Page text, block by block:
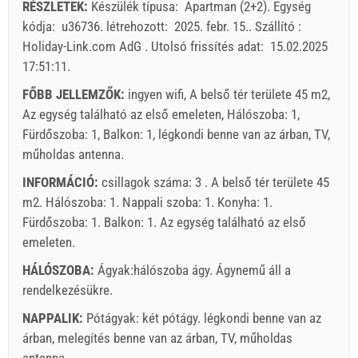
érkezés
Bármelyik nap Bármelyik nap
A kijelzőn lévő egység ára csak meghatározott számú
személyek számára.
Ajánlatok:
Holiday-Link fizet: 2025. szept. 25. - 2026. dec. 31. / -
10 %
Feltétlenül szükséges:
10 EUR (once - által _person), Vendégregisztráció (01.01 -
30.06. / 01.09. - 31.12.): 5 EUR (once - által _person)
Választható: Házi kedvenc: 5 EUR (per_night - által _unit)
31
Szállító feltételei
RÉSZLETEK: Készülék típusa: Apartman (2+2). Egység
kódja: u36736. létrehozott: 2025. febr. 15.. Szállító :
Holiday-Link.com AdG . Utolsó frissítés adat: 15.02.2025
17:51:11.
FŐBB JELLEMZŐK: ingyen wifi, A belső tér területe 45 m2,
Az egység található az első emeleten, Hálószoba: 1,
Fürdőszoba: 1, Balkon: 1, légkondi benne van az árban, TV,
műholdas antenna.
INFORMÁCIÓ: csillagok száma: 3 . A belső tér területe 45
m2. Hálószoba: 1. Nappali szoba: 1. Konyha: 1.
Fürdőszoba: 1. Balkon: 1. Az egység található az első
emeleten.
HÁLÓSZOBA: Ágyak:hálószoba ágy. Ágynemű áll a
rendelkezésükre.
NAPPALIK: Pótágyak: két pótágy. légkondi benne van az
árban, melegítés benne van az árban, TV, műholdas